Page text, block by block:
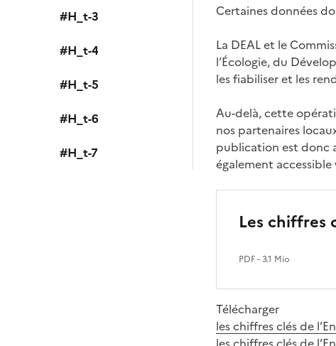
#H_t-3
#H_t-4
#H_t-5
#H_t-6
#H_t-7
Certaines données
La DEAL et le
l’Écologie, du
les fiabiliser et les
Au-delà, cette
nos partenaires
publication est donc
également
Les chiffres
PDF- 3.1 Mio
Télécharger
les chiffres clés de